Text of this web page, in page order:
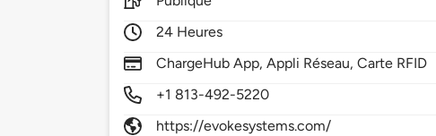
24 Heures
ChargeHub App, Appli Réseau, Carte RFID
+1 813-492-5220
https://evokesystems.com/